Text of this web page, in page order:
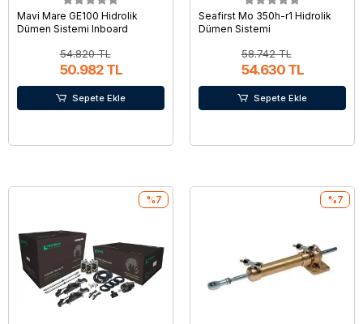
Mavi Mare GE100 Hidrolik
Dümen Sistemi Inboard
54.820 TL
50.982 TL
Sepete Ekle
Seafirst Mo 350h-r1 Hidrolik
Dümen Sistemi
58.742 TL
54.630 TL
Sepete Ekle
%7 %7